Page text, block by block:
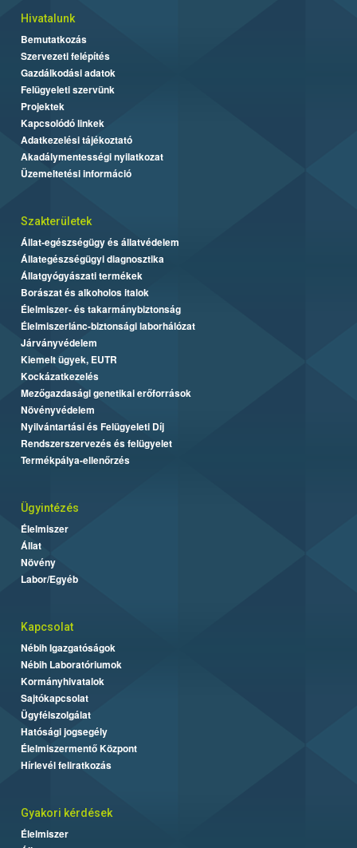
Hivatalunk
Bemutatkozás
Szervezeti felépítés
Gazdálkodási adatok
Felügyeleti szervünk
Projektek
Kapcsolódó linkek
Adatkezelési tájékoztató
Akadálymentességi nyilatkozat
Üzemeltetési információ
Szakterületek
Állat-egészségügy és állatvédelem
Állategészségügyi diagnosztika
Állatgyógyászati termékek
Borászat és alkoholos italok
Élelmiszer- és takarmánybiztonság
Élelmiszerlánc-biztonsági laborhálózat
Járványvédelem
Kiemelt ügyek, EUTR
Kockázatkezelés
Mezőgazdasági genetikai erőforrások
Növényvédelem
Nyilvántartási és Felügyeleti Díj
Rendszerszervezés és felügyelet
Termékpálya-ellenőrzés
Ügyintézés
Élelmiszer
Állat
Növény
Labor/Egyéb
Kapcsolat
Nébih Igazgatóságok
Nébih Laboratóriumok
Kormányhivatalok
Sajtókapcsolat
Ügyfélszolgálat
Hatósági jogsegély
Élelmiszermentő Központ
Hírlevél feliratkozás
Gyakori kérdések
Élelmiszer